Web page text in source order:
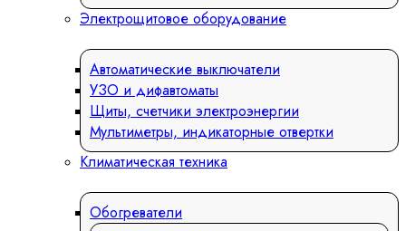
Электрощитовое оборудование
Автоматические выключатели
УЗО и дифавтоматы
Щиты, счетчики электроэнергии
Мультиметры, индикаторные отвертки
Климатическая техника
Обогреватели